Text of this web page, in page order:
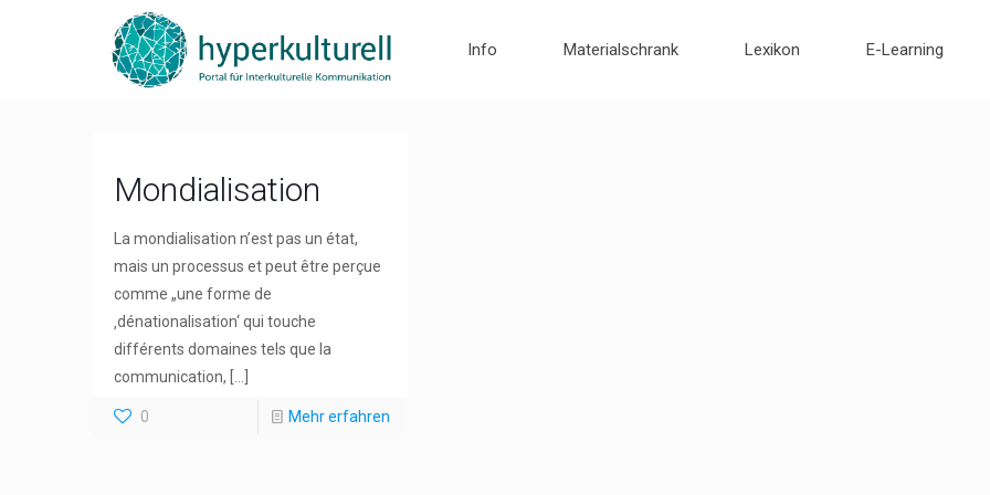
Info Materialschrank Lexikon E-Learning
Mondialisation
La mondialisation n’est pas un état,
mais un processus et peut être perçue
comme „une forme de
‚dénationalisation‘ qui touche
différents domaines tels que la
communication,
0 Mehr erfahren